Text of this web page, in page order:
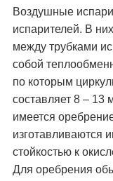
Воздушные
испарителей. В
между трубками
собой
по которым
составляет 8 –
имеется
изготавливаются
стойкостью к
Для оребрения